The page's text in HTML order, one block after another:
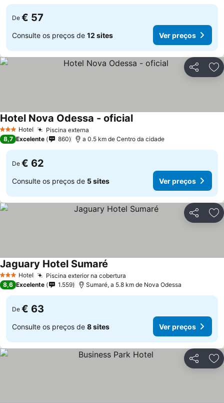
De € 57
Consulte os preços de 12 sites Ver preços
Partilhar
3 EstrelasHotel Piscina externa
Hotel Nova Odessa - oficialVer preços
8,7 Excelente 860 a 0.5 km de Centro da cidade
De € 62
Consulte os preços de 5 sites Ver preços
Partilhar
3 EstrelasHotel Piscina exterior na cobertura
Jaguary Hotel Sumaré
8,6 Excelente 1.559 Sumaré, a 5.8 km de Nova Odessa
De € 63
Consulte os preços de 8 sites Ver preços
Partilhar